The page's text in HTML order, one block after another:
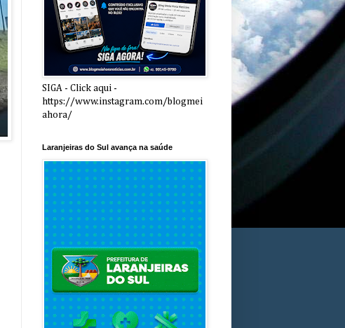
SIGA - Click aqui -
https://www.instagram.com/blogmei
ahora/
Laranjeiras do Sul avança na saúde